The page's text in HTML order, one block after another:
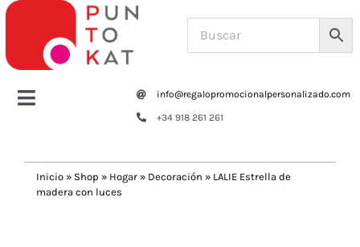
Saltar
contenido
Toggle
Tazas y botellas
info@regalopromocionalpersonalizado.com
+34 918 261 261
Inicio » Shop » Hogar » Decoración » LALIE Estrella de
madera con luces